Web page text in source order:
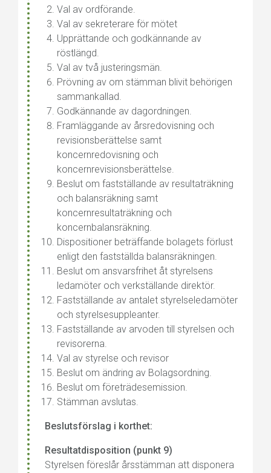
Val av ordförande.
Val av sekreterare för mötet
Upprättande och godkännande av
röstlängd.
Val av två justeringsmän.
Prövning av om stämman blivit behörigen
sammankallad.
Godkännande av dagordningen.
Framläggande av årsredovisning och
revisionsberättelse samt
koncernredovisning och
koncernrevisionsberättelse.
Beslut om fastställande av resultaträkning
och balansräkning samt
koncernresultaträkning och
koncernbalansräkning.
Dispositioner beträffande bolagets förlust
enligt den fastställda balansräkningen.
Beslut om ansvarsfrihet åt styrelsens
ledamöter och verkställande direktör.
Fastställande av antalet styrelseledamöter
och styrelsesuppleanter.
Fastställande av arvoden till styrelsen och
revisorerna.
Val av styrelse och revisor
Beslut om ändring av Bolagsordning.
Beslut om företrädesemission.
Stämman avslutas.
Beslutsförslag i korthet:
Resultatdisposition (punkt 9)
Styrelsen föreslår årsstämman att disponera